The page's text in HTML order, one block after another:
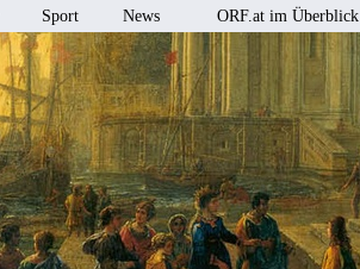
Sport News ORF.at im Überblick